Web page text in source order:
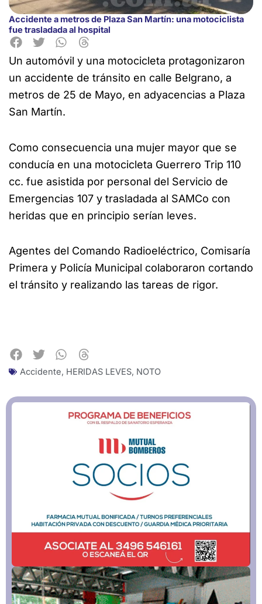
Accidente a metros de Plaza San Martín: una motociclista
fue trasladada al hospital
Un automóvil y una motocicleta protagonizaron
un accidente de tránsito en calle Belgrano, a
metros de 25 de Mayo, en adyacencias a Plaza
San Martín.
Como consecuencia una mujer mayor que se
conducía en una motocicleta Guerrero Trip 110
cc. fue asistida por personal del Servicio de
Emergencias 107 y trasladada al SAMCo con
heridas que en principio serían leves.
Agentes del Comando Radioeléctrico, Comisaría
Primera y Policía Municipal colaboraron cortando
el tránsito y realizando las tareas de rigor.
Accidente, HERIDAS LEVES, NOTO